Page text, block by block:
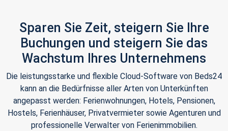
Sparen Sie Zeit, steigern Sie Ihre
Buchungen und steigern Sie das
Wachstum Ihres Unternehmens
Die leistungsstarke und flexible Cloud-Software von Beds24
kann an die Bedürfnisse aller Arten von Unterkünften
angepasst werden: Ferienwohnungen, Hotels, Pensionen,
Hostels, Ferienhäuser, Privatvermieter sowie Agenturen und
professionelle Verwalter von Ferienimmobilien.